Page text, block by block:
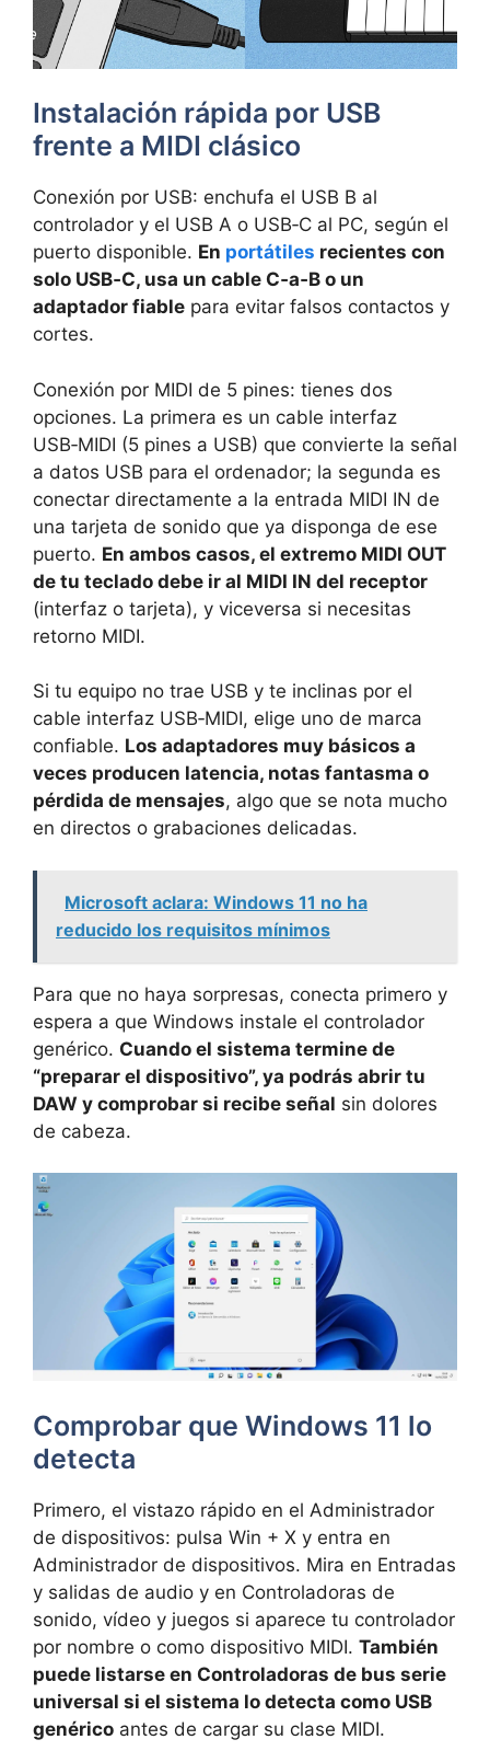
Instalación rápida por USB
frente a MIDI clásico
Conexión por USB: enchufa el USB B al
controlador y el USB A o USB‑C al PC, según el
puerto disponible. En portátiles recientes con
solo USB‑C, usa un cable C‑a‑B o un
adaptador fiable para evitar falsos contactos y
cortes.
Conexión por MIDI de 5 pines: tienes dos
opciones. La primera es un cable interfaz
USB‑MIDI (5 pines a USB) que convierte la señal
a datos USB para el ordenador; la segunda es
conectar directamente a la entrada MIDI IN de
una tarjeta de sonido que ya disponga de ese
puerto. En ambos casos, el extremo MIDI OUT
de tu teclado debe ir al MIDI IN del receptor
(interfaz o tarjeta), y viceversa si necesitas
retorno MIDI.
Si tu equipo no trae USB y te inclinas por el
cable interfaz USB‑MIDI, elige uno de marca
confiable. Los adaptadores muy básicos a
veces producen latencia, notas fantasma o
pérdida de mensajes, algo que se nota mucho
en directos o grabaciones delicadas.
Microsoft aclara: Windows 11 no ha
reducido los requisitos mínimos
Para que no haya sorpresas, conecta primero y
espera a que Windows instale el controlador
genérico. Cuando el sistema termine de
“preparar el dispositivo”, ya podrás abrir tu
DAW y comprobar si recibe señal sin dolores
de cabeza.
Comprobar que Windows 11 lo
detecta
Primero, el vistazo rápido en el Administrador
de dispositivos: pulsa Win + X y entra en
Administrador de dispositivos. Mira en Entradas
y salidas de audio y en Controladoras de
sonido, vídeo y juegos si aparece tu controlador
por nombre o como dispositivo MIDI. También
puede listarse en Controladoras de bus serie
universal si el sistema lo detecta como USB
genérico antes de cargar su clase MIDI.